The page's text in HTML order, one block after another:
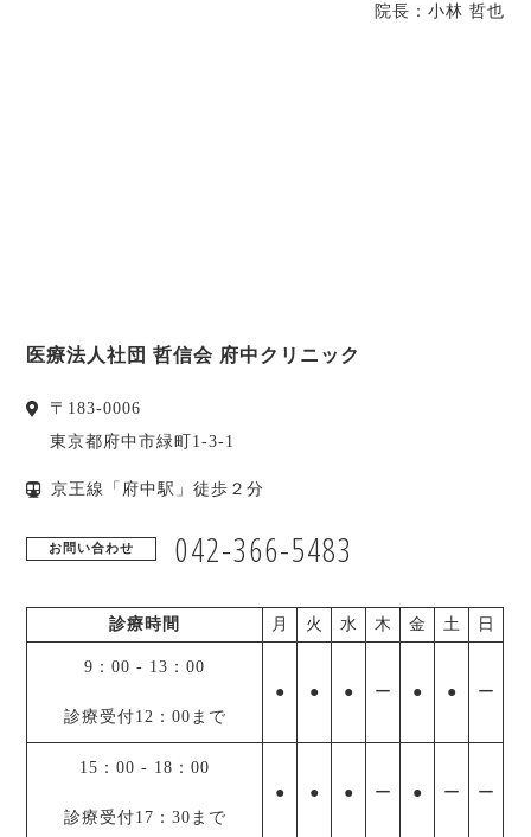
院長：小林 哲也
医療法人社団 哲信会 府中クリニック
〒 183-0006
東京都府中市緑町1-3-1
京王線「府中駅」徒歩２分
お問い合わせ 042-366-5483
診療時間 月 火 水 木 金 土 日
9：00 - 13：00
診療受付12：00まで
● ● ● ー ● ● ー
15：00 - 18：00
診療受付17：30まで
● ● ● ー ● ー ー